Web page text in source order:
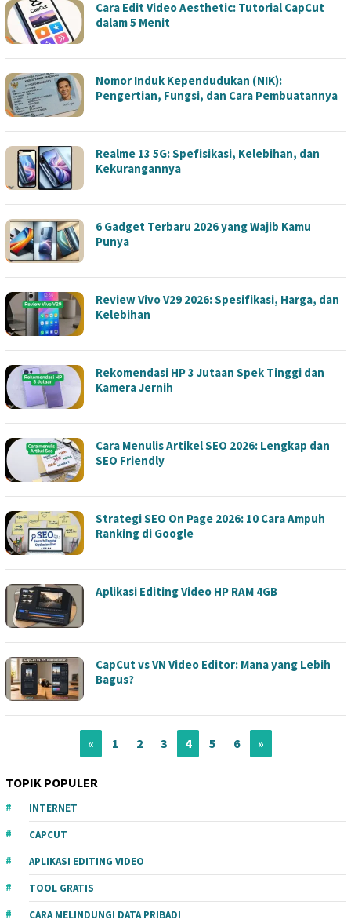
LIZARATECH
Cara Edit Video Aesthetic: Tutorial CapCut
dalam 5 Menit
Nomor Induk Kependudukan (NIK):
Pengertian, Fungsi, dan Cara Pembuatannya
Realme 13 5G: Spefisikasi, Kelebihan, dan
Kekurangannya
6 Gadget Terbaru 2026 yang Wajib Kamu
Punya
Review Vivo V29 2026: Spesifikasi, Harga, dan
Kelebihan
Rekomendasi HP 3 Jutaan Spek Tinggi dan
Kamera Jernih
Cara Menulis Artikel SEO 2026: Lengkap dan
SEO Friendly
Strategi SEO On Page 2026: 10 Cara Ampuh
Ranking di Google
Aplikasi Editing Video HP RAM 4GB
CapCut vs VN Video Editor: Mana yang Lebih
Bagus?
« 1 2 3 4 5 6 »
TOPIK POPULER
INTERNET
CAPCUT
APLIKASI EDITING VIDEO
TOOL GRATIS
CARA MELINDUNGI DATA PRIBADI